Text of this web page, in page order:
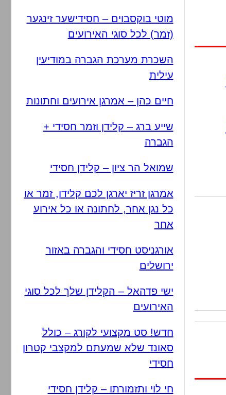
מוטי בוקסבוים – חסידישער זינגער
(זמר) לכל סוגי האירועים
השכרת מערכת הגברה במודיעין
עילית
חיים כהן – אמרגן אירועים וחתונות
שייע ברג – קלידן וזמר חסידי +
הגברה
שמואל הר ציון – קלידן חסידי
אמרגן זריז יארגן לכם קלידן, זמר או
כל נגן אחר, לחתונה או כל אירוע
אחר
אורגניסט חסידי והגברה באזור
ירושלים
ישי פדהאל – הקלידן שלך לכל סוגי
האירועים
חדש! סט מקצועי לקורג – כולל
סאונד שלא שמעתם למקצבי קטרון
חסידי
חי לוי ותזמורתו – קלידן חסידי